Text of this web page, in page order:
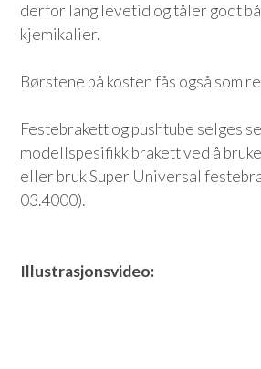
derfor lang levetid og tåler godt
kjemikalier.
Børstene på kosten fås også som
Festebrakett og pushtube selges
modellspesifikk brakett ved å
eller bruk Super Universal
03.4000).
Illustrasjonsvideo: